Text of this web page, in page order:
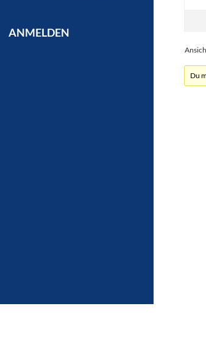
Du
ANMELDEN